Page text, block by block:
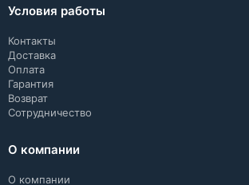
Условия работы
Контакты
Доставка
Оплата
Гарантия
Возврат
Сотрудничество
О компании
О компании